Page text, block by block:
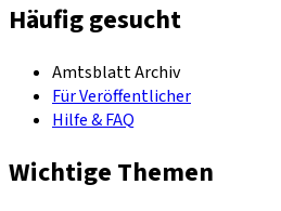
Häufig gesucht
Amtsblatt Archiv
Für Veröffentlicher
Hilfe & FAQ
Wichtige Themen